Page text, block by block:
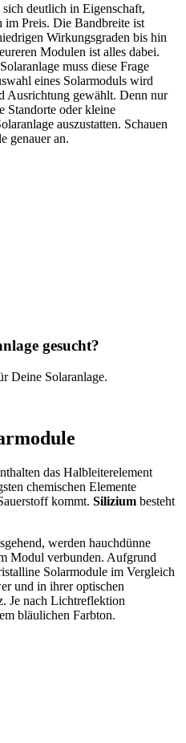
sich deutlich in Eigenschaft,
im Preis. Die Bandbreite ist
Wirkungsgraden bis hin
Modulen ist alles dabei.
muss diese Frage
eines Solarmoduls wird
Ausrichtung gewählt. Denn nur
Standorte oder kleine
auszustatten. Schauen
genauer an.
gesucht?
Deine Solaranlage.
das Halbleiterelement
chemischen Elemente
kommt. Silizium besteht
werden hauchdünne
Modul verbunden. Aufgrund
Solarmodule im Vergleich
und in ihrer optischen
Je nach Lichtreflektion
bläulichen Farbton.